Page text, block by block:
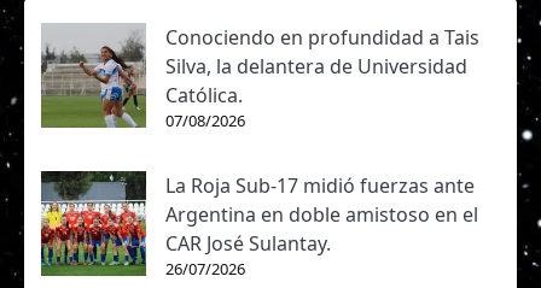
Conociendo en profundidad a Tais
Silva, la delantera de Universidad
Católica.
07/08/2026
La Roja Sub-17 midió fuerzas ante
Argentina en doble amistoso en el
CAR José Sulantay.
26/07/2026